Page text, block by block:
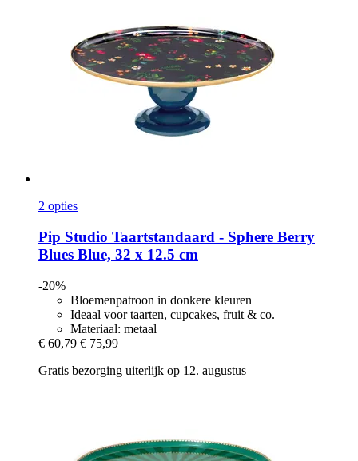
2 opties
Pip Studio Taartstandaard -​ Sphere Berry
Blues Blue, 32 x 12.5 cm
-20%
Bloemenpatroon in donkere kleuren
Ideaal voor taarten, cupcakes, fruit & co.
Materiaal: metaal
€ 60,79 € 75,99
Gratis bezorging uiterlijk op 12. augustus